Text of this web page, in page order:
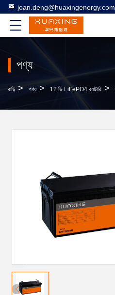
joan.deng@huaxingenergy.com
পণ্য
বাড়ি > পণ্য > 12 ভি LiFePO4 ব্যাটারি >